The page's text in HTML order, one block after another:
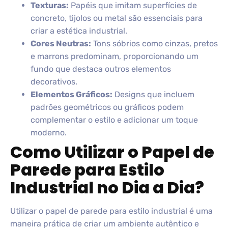
Texturas: Papéis que imitam superfícies de
concreto, tijolos ou metal são essenciais para
criar a estética industrial.
Cores Neutras: Tons sóbrios como cinzas, pretos
e marrons predominam, proporcionando um
fundo que destaca outros elementos
decorativos.
Elementos Gráficos: Designs que incluem
padrões geométricos ou gráficos podem
complementar o estilo e adicionar um toque
moderno.
Como Utilizar o Papel de
Parede para Estilo
Industrial no Dia a Dia?
Utilizar o papel de parede para estilo industrial é uma
maneira prática de criar um ambiente autêntico e